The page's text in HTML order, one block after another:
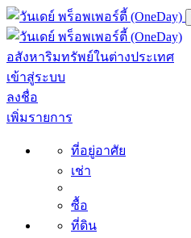
อสังหาริมทรัพย์ในต่างประเทศ
เข้าสู่ระบบ
ลงชื่อ
เพิ่มรายการ
ที่อยู่อาศัย
เช่า
ซื้อ
ที่ดิน